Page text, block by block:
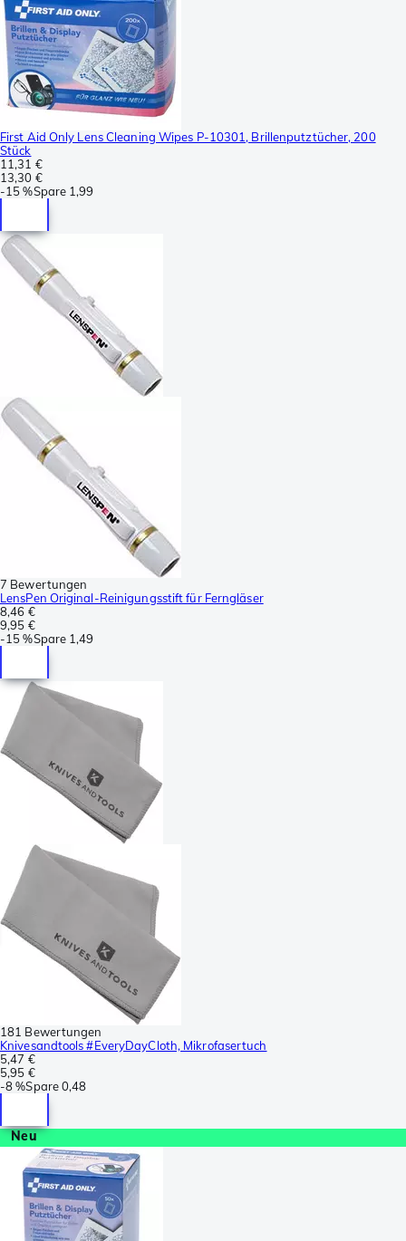
First Aid Only Lens Cleaning Wipes P-10301, Brillenputztücher, 200
Stück
11,31 €
13,30 €
-15 %Spare 1,99
7 Bewertungen
LensPen Original-Reinigungsstift für Ferngläser
8,46 €
9,95 €
-15 %Spare 1,49
181 Bewertungen
Knivesandtools #EveryDayCloth, Mikrofasertuch
5,47 €
5,95 €
-8 %Spare0,48
Neu